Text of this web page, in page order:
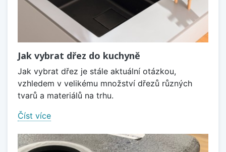
Jak vybrat dřez do kuchyně
Jak vybrat dřez je stále aktuální otázkou,
vzhledem v velikému množství dřezů různých
tvarů a materiálů na trhu.
Číst více